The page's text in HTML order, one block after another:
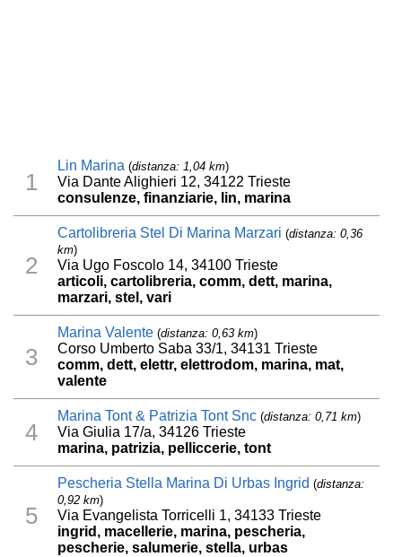
1
Lin Marina (distanza: 1,04 km)
Via Dante Alighieri 12, 34122 Trieste
consulenze, finanziarie, lin, marina
2
Cartolibreria Stel Di Marina Marzari (distanza: 0,36
km)
Via Ugo Foscolo 14, 34100 Trieste
articoli, cartolibreria, comm, dett, marina,
marzari, stel, vari
3
Marina Valente (distanza: 0,63 km)
Corso Umberto Saba 33/1, 34131 Trieste
comm, dett, elettr, elettrodom, marina, mat,
valente
4
Marina Tont & Patrizia Tont Snc (distanza: 0,71 km)
Via Giulia 17/a, 34126 Trieste
marina, patrizia, pelliccerie, tont
5
Pescheria Stella Marina Di Urbas Ingrid (distanza:
0,92 km)
Via Evangelista Torricelli 1, 34133 Trieste
ingrid, macellerie, marina, pescheria,
pescherie, salumerie, stella, urbas